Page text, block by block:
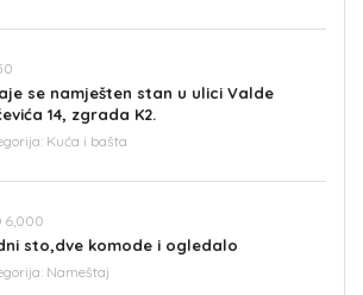
se namješten stan u ulici Valde
14, zgrada K2.
Kuća i bašta
6,000
sto,dve komode i ogledalo
Nameštaj